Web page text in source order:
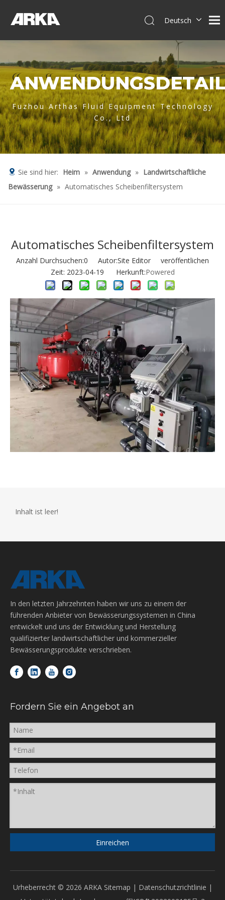
Deutsch
العربية
Français
Pусский
Español
Português
Italiano
Tiếng Việt
Fuzhou Arthas Fluid Equipment Technology
Co., Ltd
Sie sind hier: Heim » Anwendung » Landwirtschaftliche
Bewässerung » Automatisches Scheibenfiltersystem
Automatisches Scheibenfiltersystem
Anzahl Durchsuchen:0 Autor:Site Editor veröffentlichen
Zeit: 2023-04-19 Herkunft:Powered
Inhalt ist leer!
In den letzten Jahrzehnten haben wir uns zu einem der
führenden Anbieter von Bewässerungssystemen in China
entwickelt und uns der Entwicklung und Herstellung
qualifizierter landwirtschaftlicher und kommerzieller
Bewässerungsprodukte verschrieben.
Fordern Sie ein Angebot an
Einreichen
Urheberrecht © 2026 ARKA Sitemap | Datenschutzrichtlinie |